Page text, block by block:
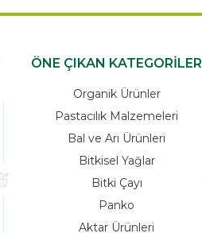
ÖNE ÇIKAN KATEGORİLER
Organik Ürünler
Pastacılık Malzemeleri
Bal ve Arı Ürünleri
Bitkisel Yağlar
Bitki Çayı
Panko
Aktar Ürünleri